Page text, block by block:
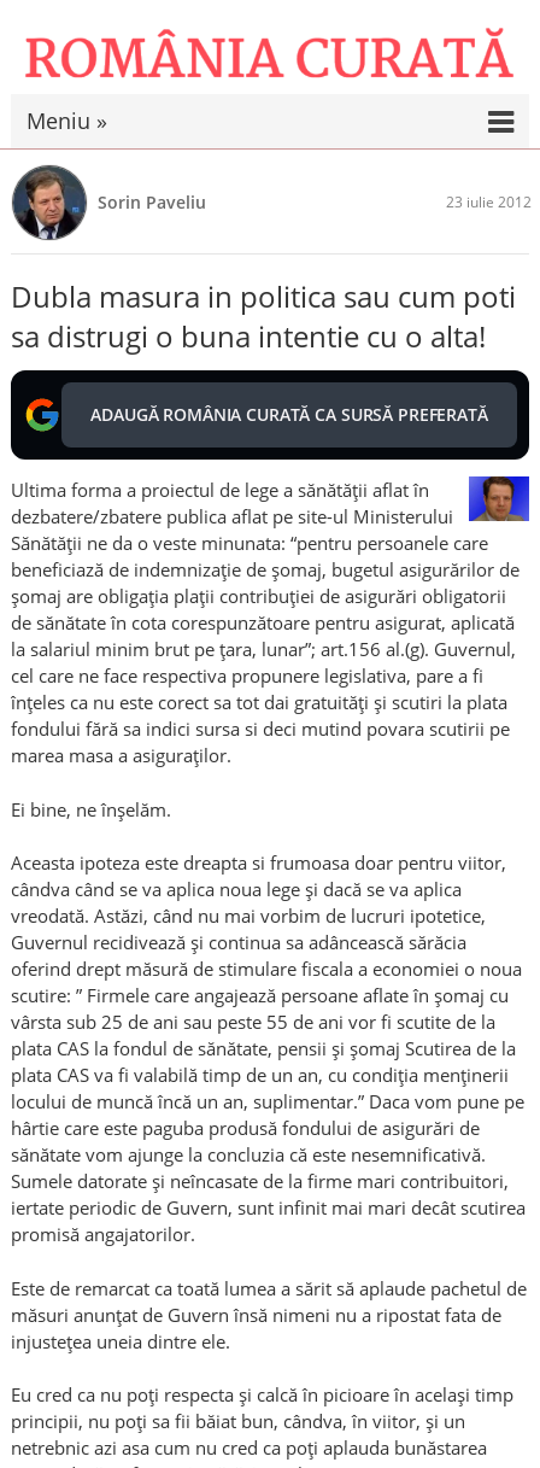
Meniu »
Sorin Paveliu 23 iulie 2012
Dubla masura in politica sau cum poti
sa distrugi o buna intentie cu o alta!
ADAUGĂ ROMÂNIA CURATĂ CA SURSĂ PREFERATĂ
Ultima forma a proiectul de lege a sănătății aflat în
dezbatere/zbatere publica aflat pe site-ul Ministerului
Sănătății ne da o veste minunata: “pentru persoanele care
beneficiază de indemnizație de șomaj, bugetul asigurărilor de
șomaj are obligația plații contribuției de asigurări obligatorii
de sănătate în cota corespunzătoare pentru asigurat, aplicată
la salariul minim brut pe țara, lunar”; art.156 al.(g). Guvernul,
cel care ne face respectiva propunere legislativa, pare a fi
înțeles ca nu este corect sa tot dai gratuități și scutiri la plata
fondului fără sa indici sursa si deci mutind povara scutirii pe
marea masa a asiguraților.
Ei bine, ne înșelăm.
Aceasta ipoteza este dreapta si frumoasa doar pentru viitor,
cândva când se va aplica noua lege și dacă se va aplica
vreodată. Astăzi, când nu mai vorbim de lucruri ipotetice,
Guvernul recidivează și continua sa adâncească sărăcia
oferind drept măsură de stimulare fiscala a economiei o noua
scutire: ” Firmele care angajează persoane aflate în șomaj cu
vârsta sub 25 de ani sau peste 55 de ani vor fi scutite de la
plata CAS la fondul de sănătate, pensii și șomaj Scutirea de la
plata CAS va fi valabilă timp de un an, cu condiția menținerii
locului de muncă încă un an, suplimentar.” Daca vom pune pe
hârtie care este paguba produsă fondului de asigurări de
sănătate vom ajunge la concluzia că este nesemnificativă.
Sumele datorate și neîncasate de la firme mari contribuitori,
iertate periodic de Guvern, sunt infinit mai mari decât scutirea
promisă angajatorilor.
Este de remarcat ca toată lumea a sărit să aplaude pachetul de
măsuri anunțat de Guvern însă nimeni nu a ripostat fata de
injustețea uneia dintre ele.
Eu cred ca nu poți respecta și calcă în picioare în același timp
principii, nu poți sa fii băiat bun, cândva, în viitor, și un
netrebnic azi asa cum nu cred ca poți aplauda bunăstarea